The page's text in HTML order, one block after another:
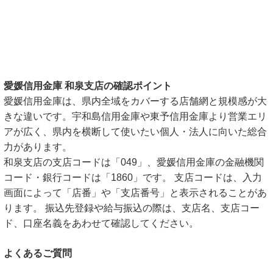
愛媛信用金庫 和泉支店の確認ポイント
愛媛信用金庫は、県内全域をカバーする店舗網と規模感が大
きな違いです。宇和島信用金庫や東予信用金庫より営業エリ
アが広く、県内を横断して使いたい個人・法人に向いた総合
力があります。
和泉支店の支店コードは「049」、愛媛信用金庫の金融機関
コード・銀行コードは「1860」です。 支店コードは、入力
画面によって「店番」や「支店番号」と表示されることがあ
ります。 振込先登録や給与振込の際は、支店名、支店コー
ド、口座名義をあわせて確認してください。
よくあるご質問